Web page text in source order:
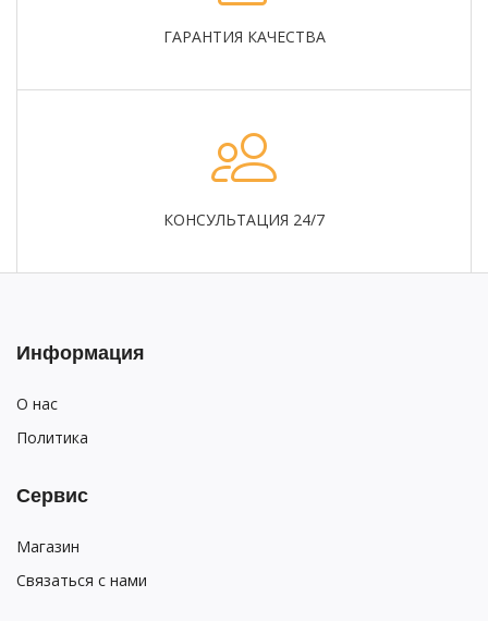
ГАРАНТИЯ КАЧЕСТВА
КОНСУЛЬТАЦИЯ 24/7
Информация
О нас
Политика
Сервис
Магазин
Связаться с нами